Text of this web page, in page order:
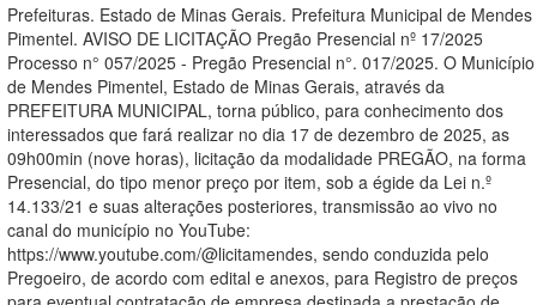
Prefeituras. Estado de Minas Gerais. Prefeitura Municipal de Mendes
Pimentel. AVISO DE LICITAÇÃO Pregão Presencial nº 17/2025
Processo n° 057/2025 - Pregão Presencial n°. 017/2025. O Município
de Mendes Pimentel, Estado de Minas Gerais, através da
PREFEITURA MUNICIPAL, torna público, para conhecimento dos
interessados que fará realizar no dia 17 de dezembro de 2025, as
09h00min (nove horas), licitação da modalidade PREGÃO, na forma
Presencial, do tipo menor preço por item, sob a égide da Lei n.º
14.133/21 e suas alterações posteriores, transmissão ao vivo no
canal do município no YouTube:
https://www.youtube.com/@licitamendes, sendo conduzida pelo
Pregoeiro, de acordo com edital e anexos, para Registro de preços